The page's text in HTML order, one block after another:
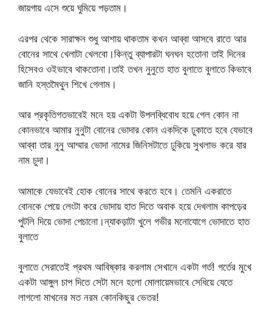
জায়গায় এসে শুয়ে ঘুমিয়ে পড়তাম।
এরপর থেকে সারাক্ষন শুধু আশায় থাকতাম কখন আব্বা আসবে রাতে আর
বোনের সাথে খেলাটা খেলবো।কিন্তু ব্যাপারটা ঘনঘন হতোনা তাই দিনের
হিসেবও ওইভাবে থাকতোনা।তাই তখন নুনুতে হাত বুলাতে বুলাতে কিভাবে
জানি হস্তমৈথুন শিখে গেলাম।
আর প্রকৃতিগতভাবেই মনে হয় একটা উপলব্ধিবোধ হয়ে গেল কোন না
কোনভাবে আমার নুনুটা বোনের ভোদার কোন একদিকে ঢুকাতে হবে যেভাবে
আব্বা তার নুনু আম্মার ভোদা নামের জিনিসটাতে ঢুকিয়ে সুখলাভ করে যার
নাম চুদা।
আমাকে যেভাবেই হোক বোনের সাথে করতে হবে। তেমনি একরাতে
বোনকে পেয়ে লেংটা করে ভোদায় হাত দিতে অবাক হয়ে দেখলাম কাপড়ের
পুটলি দিয়ে ভোদা পেচানো।ন্যাকড়াটা খুলে গভীর মনোযোগে ভোদাতে হাত
বুলাতে
বুলাতে সেরাতেই প্রথম আবিষ্কার করলাম সেখানে একটা গর্ত! গর্তের মুখে
একটা আঙ্গুল চাপ দিতে সেটা মনে হলো মোলায়েমভাবে সেধিয়ে যেতে
লাগলো মাখনের মত নরম কোনকিছুর ভেতর!